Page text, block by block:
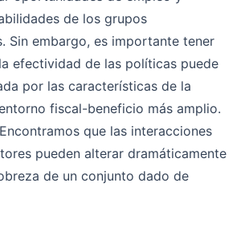
de los grupos
Sin embargo, es importante tener
efectividad de las políticas puede
por las características de la
fiscal-beneficio más amplio.
Encontramos que las interacciones
pueden alterar dramáticamente
de un conjunto dado de